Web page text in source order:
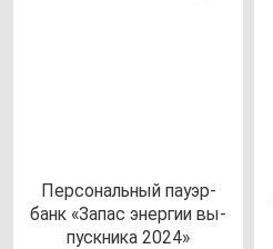
Пер­со­наль­ный па­уэр­
банк «Запас энер­гии вы­
пус­кни­ка 2024»